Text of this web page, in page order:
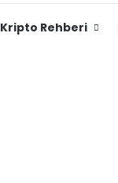
Kripto Rehberi